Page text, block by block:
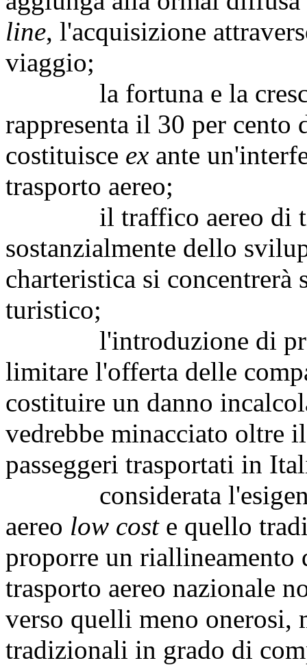
line, l'acquisizione
viaggio;
la fortuna e la
rappresenta il 30 per
costituisce ex ante
trasporto aereo;
il traffico aereo di
sostanzialmente dello
charteristica si
turistico;
l'introduzione di
limitare l'offerta delle
costituire un danno
vedrebbe minacciato oltre
passeggeri trasportati in
considerata
aereo low coste quello
proporre un riallineamento
trasporto aereo nazionale
verso quelli meno onerosi,
tradizionali in grado di